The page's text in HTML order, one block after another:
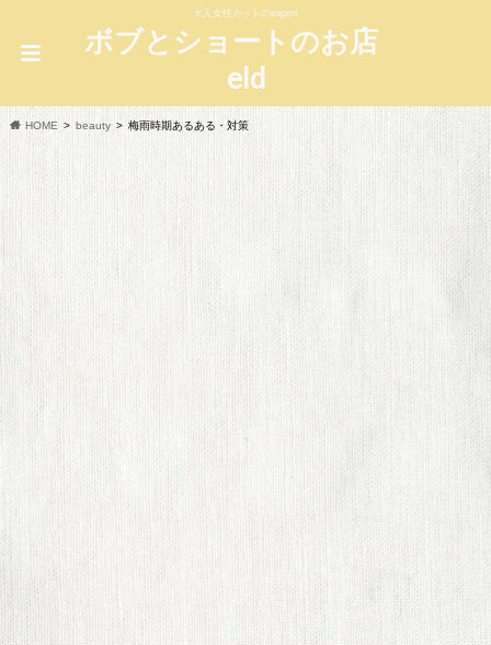
大人女性カットのexpert
ボブとショートのお店
eld
HOME beauty 梅雨時期あるある・対策